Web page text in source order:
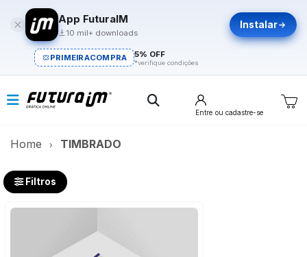
App FuturaIM
10 mil+ downloads
Instalar
PRIMEIRACOMPRA 5% OFF
*verifique condições
Entre ou cadastre-se
Home TIMBRADO
Filtros